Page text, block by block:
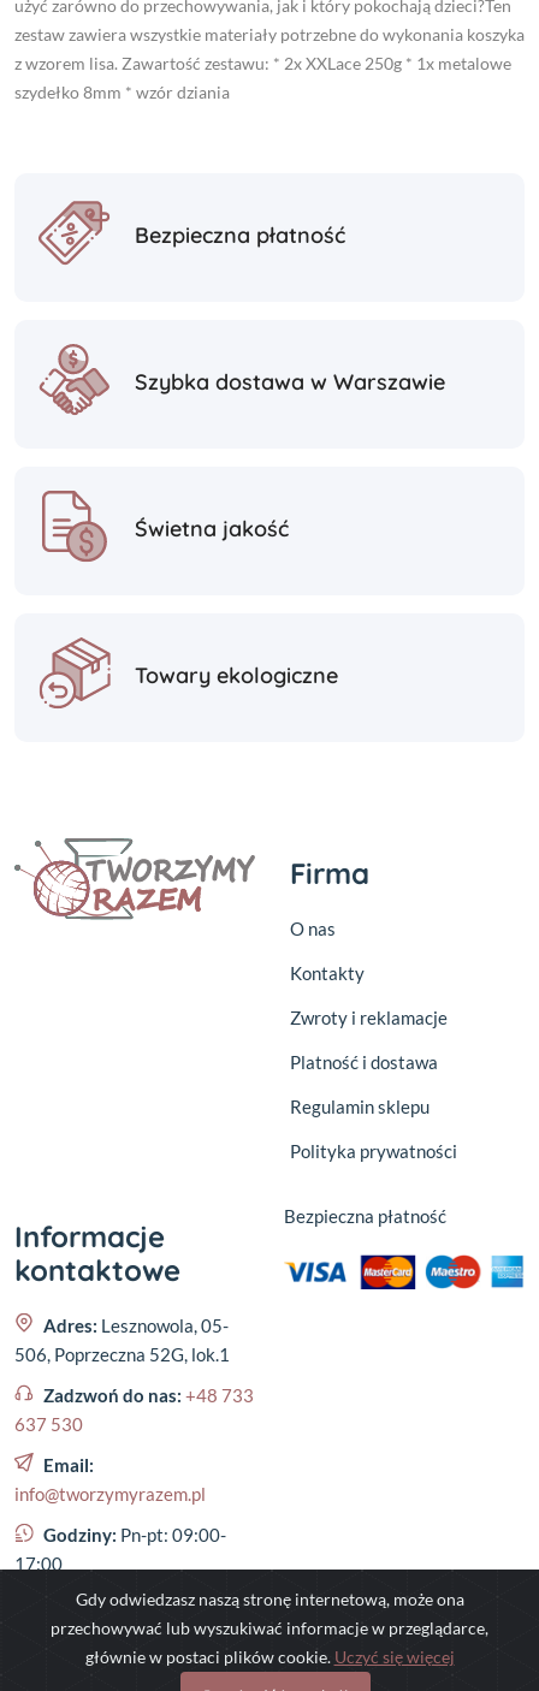
użyć zarówno do przechowywania, jak i który pokochają dzieci?Ten
zestaw zawiera wszystkie materiały potrzebne do wykonania koszyka
z wzorem lisa. Zawartość zestawu: * 2x XXLace 250g * 1x metalowe
szydełko 8mm * wzór dziania
Bezpieczna płatność
Szybka dostawa w Warszawie
Świetna jakość
Towary ekologiczne
Firma
O nas
Kontakty
Zwroty i reklamacje
Platność i dostawa
Regulamin sklepu
Polityka prywatności
Informacje
kontaktowe
Adres: Lesznowola, 05-
506, Poprzeczna 52G, lok.1
Zadzwoń do nas: +48 733
637 530
Email:
info@tworzymyrazem.pl
Godziny: Pn-pt: 09:00-
17:00
Bezpieczna płatność
Gdy odwiedzasz naszą stronę internetową, może ona
przechowywać lub wyszukiwać informacje w przeglądarce,
głównie w postaci plików cookie. Uczyć się więcej